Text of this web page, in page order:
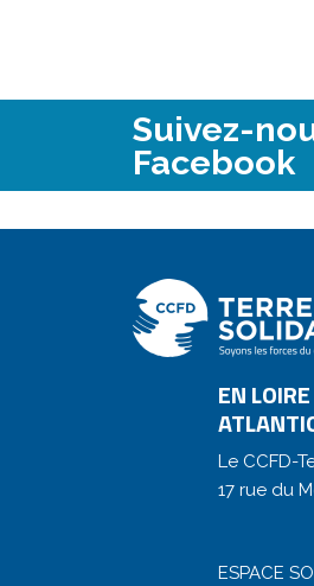
Suivez-
Facebook
EN LOIRE
Le CCFD-
17 rue du
ESPACE